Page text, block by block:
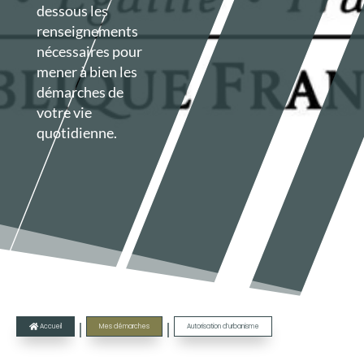
dessous les
renseignements
nécessaires pour
mener à bien les
démarches de
votre vie
quotidienne.
 Accueil | Mes démarches | Autorisation d’urbanisme